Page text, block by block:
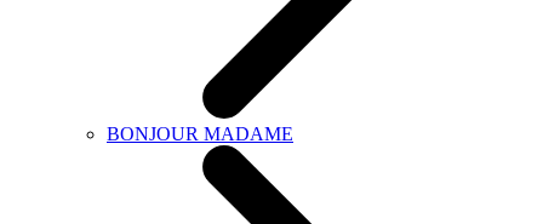
BONJOUR MADAME